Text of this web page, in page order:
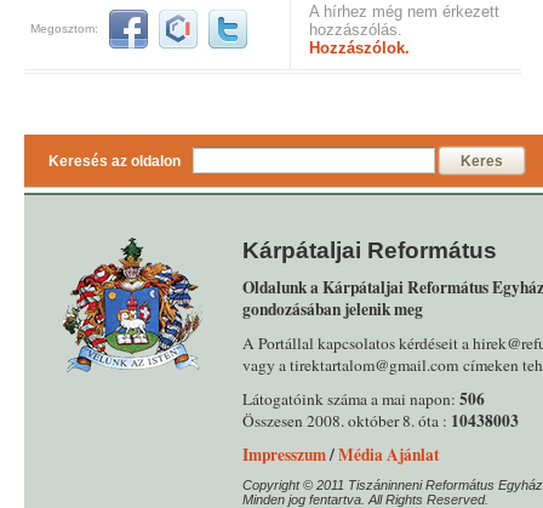
Megosztom:
A hírhez még nem érkezett
hozzászólás.
Hozzászólok.
Keresés az oldalon Keres
Kárpátaljai Református
Oldalunk a Kárpátaljai Református
gondozásában jelenik meg
A Portállal kapcsolatos kérdéseit a
vagy a tirektartalom@gmail.com címeken
Látogatóink száma a mai napon: 506
Összesen 2008. október 8. óta : 10438003
Impresszum/Média Ajánlat
Copyright © 2011 Tiszáninneni Református
Minden jog fentartva. All Rights Reserved.